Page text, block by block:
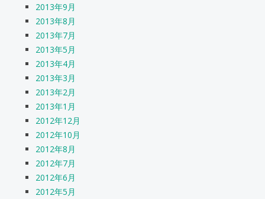
2013年9月
2013年8月
2013年7月
2013年5月
2013年4月
2013年3月
2013年2月
2013年1月
2012年12月
2012年10月
2012年8月
2012年7月
2012年6月
2012年5月